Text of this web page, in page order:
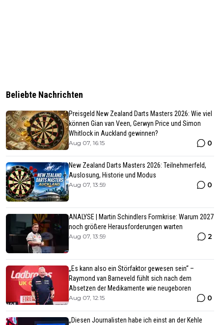
Beliebte Nachrichten
Preisgeld New Zealand Darts Masters 2026: Wie viel
können Gian van Veen, Gerwyn Price und Simon
Whitlock in Auckland gewinnen?
Aug 07, 16:15 0
New Zealand Darts Masters 2026: Teilnehmerfeld,
Auslosung, Historie und Modus
Aug 07, 13:59 0
ANALYSE | Martin Schindlers Formkrise: Warum 2027
noch größere Herausforderungen warten
Aug 07, 13:59 2
„Es kann also ein Störfaktor gewesen sein“ –
Raymond van Barneveld fühlt sich nach dem
Absetzen der Medikamente wie neugeboren
Aug 07, 12:15 0
„Diesen Journalisten habe ich einst an der Kehle